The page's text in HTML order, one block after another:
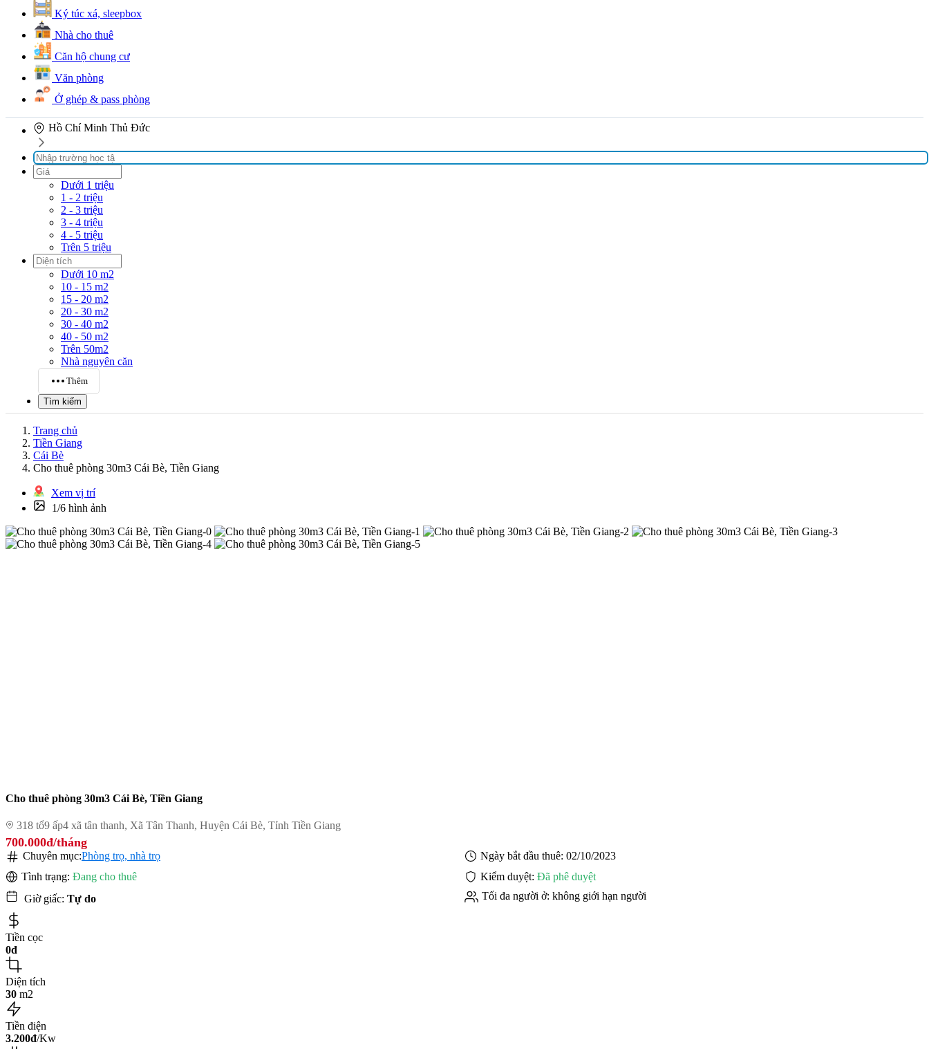
Ký túc xá, sleepbox
Nhà cho thuê
Căn hộ chung cư
Văn phòng
Ở ghép & pass phòng
Hồ Chí Minh Thủ Đức
Dưới 1 triệu
1 - 2 triệu
2 - 3 triệu
3 - 4 triệu
4 - 5 triệu
Trên 5 triệu
Dưới 10 m2
10 - 15 m2
15 - 20 m2
20 - 30 m2
30 - 40 m2
40 - 50 m2
Trên 50m2
Nhà nguyên căn
Thêm
Tìm kiếm
Trang chủ
Tiền Giang
Cái Bè
Cho thuê phòng 30m3 Cái Bè, Tiền Giang
Xem vị trí
1/6 hình ảnh
Cho thuê phòng 30m3 Cái Bè, Tiền Giang
318 tổ9 ấp4 xã tân thanh, Xã Tân Thanh, Huyện Cái Bè, Tỉnh Tiền Giang
700.000đ/tháng
Chuyên mục:Phòng trọ, nhà trọ Ngày bắt đầu thuê: 02/10/2023
Tình trạng: Đang cho thuê Kiểm duyệt: Đã phê duyệt
Giờ giấc: Tự do Tối đa người ở: không giới hạn người
Tiền cọc
0đ
Diện tích
30 m2
Tiền điện
3.200đ/Kw